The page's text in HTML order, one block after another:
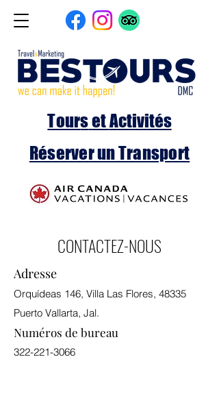
Réserver un Transport
ToursetActivités
CONTACTEZ-NOUS
Adresse
Orquídeas 146, Villa Las Flores, 48335
Puerto Vallarta, Jal.
Numéros de bureau
322-221-3066